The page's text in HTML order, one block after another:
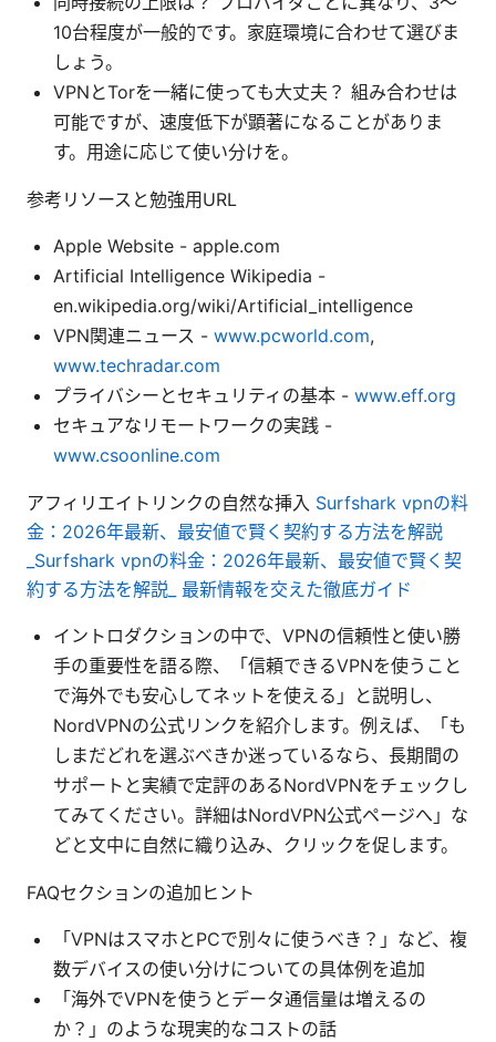
10台程度が一般的です。家庭環境に合わせて選びま
しょう。
VPNとTorを一緒に使っても大丈夫？ 組み合わせは
可能ですが、速度低下が顕著になることがありま
す。用途に応じて使い分けを。
参考リソースと勉強用URL
Apple Website - apple.com
Artificial Intelligence Wikipedia -
en.wikipedia.org/wiki/Artificial_intelligence
VPN関連ニュース - www.pcworld.com,
www.techradar.com
プライバシーとセキュリティの基本 - www.eff.org
セキュアなリモートワークの実践 -
www.csoonline.com
アフィリエイトリンクの自然な挿入 Surfshark vpnの料
金：2026年最新、最安値で賢く契約する方法を解説
_Surfshark vpnの料金：2026年最新、最安値で賢く契
約する方法を解説_ 最新情報を交えた徹底ガイド
イントロダクションの中で、VPNの信頼性と使い勝
手の重要性を語る際、「信頼できるVPNを使うこと
で海外でも安心してネットを使える」と説明し、
NordVPNの公式リンクを紹介します。例えば、「も
しまだどれを選ぶべきか迷っているなら、長期間の
サポートと実績で定評のあるNordVPNをチェックし
てみてください。詳細はNordVPN公式ページへ」な
どと文中に自然に織り込み、クリックを促します。
FAQセクションの追加ヒント
「VPNはスマホとPCで別々に使うべき？」など、複
数デバイスの使い分けについての具体例を追加
「海外でVPNを使うとデータ通信量は増えるの
か？」のような現実的なコストの話